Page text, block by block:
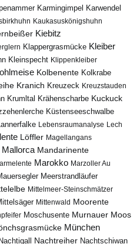
Karmingimpel Karwendel
Kaukasuskönigshuhn
Kiebitz
Klappergrasmücke Kleiber
Kleinspecht Klippenkleiber
Kolbenente Kolkrabe
Kranich Kreuzeck Kreuzstauden
Krumltal Krähenscharbe Kuckuck
Küstenseeschwalbe
Lannerfalke Lebensraumanalyse Lech
Löffler Magellangans
Mallorca Mandarinente
Marokko Marzoller Au
Meerstrandläufer
Mittelmeer-Steinschmätzer
Mittenwald Moorente
Moschusente Murnauer Moos
München
Nachtigall Nachtreiher Nachtschiwan